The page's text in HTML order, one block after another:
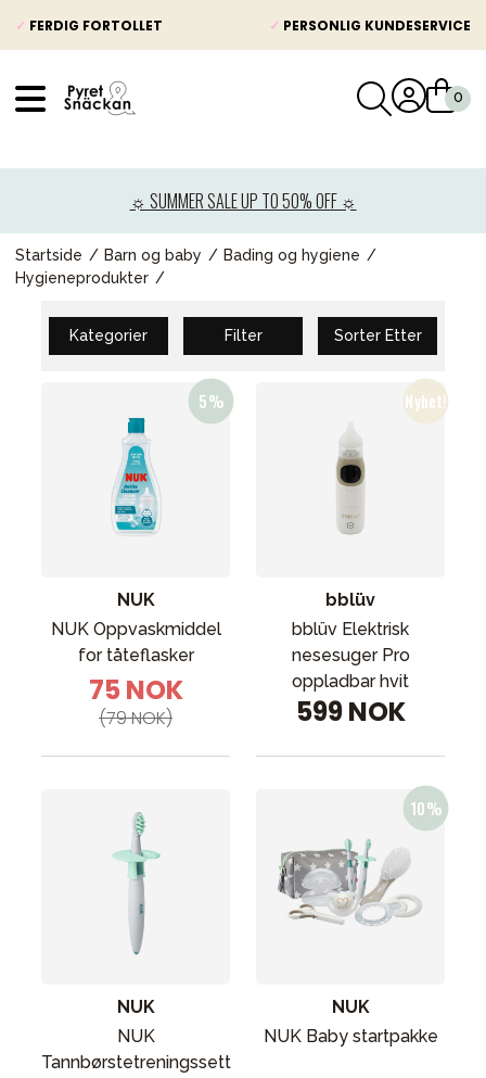
✓ FERDIG FORTOLLET ✓ PERSONLIG KUNDESERVICE
☼ SUMMER SALE UP TO 50% OFF ☼
Startside Barn og baby
Bading og hygiene
Hygieneprodukter
Kategorier Filter Sorter Etter
NUK
NUK Oppvaskmiddel
for tåteflasker
75 NOK
(79 NOK)
bblüv
bblüv Elektrisk
nesesuger Pro
oppladbar hvit
599 NOK
NUK
NUK
Tannbørstetreningssett
NUK
NUK Baby startpakke
Barnevogner
Bilstol
Barn og baby
Leker og spill
Mamma & Pappa
Våre favoritter
Varemerker
Sol og bading
Veiledning
Kontakt oss på
Butikken vår